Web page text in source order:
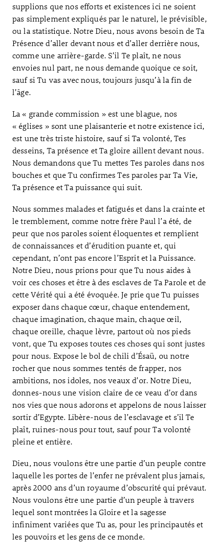
supplions que nos efforts et existences ici ne soient
pas simplement expliqués par le naturel, le prévisible,
ou la statistique. Notre Dieu, nous avons besoin de Ta
Présence d’aller devant nous et d’aller derrière nous,
comme une arrière-garde. S’il Te plaît, ne nous
envoies nul part, ne nous demande quoique ce soit,
sauf si Tu vas avec nous, toujours jusqu’à la fin de
l’âge.
La « grande commission » est une blague, nos
« églises » sont une plaisanterie et notre existence ici,
est une très triste histoire, sauf si Ta volonté, Tes
desseins, Ta présence et Ta gloire aillent devant nous.
Nous demandons que Tu mettes Tes paroles dans nos
bouches et que Tu confirmes Tes paroles par Ta Vie,
Ta présence et Ta puissance qui suit.
Nous sommes malades et fatigués et dans la crainte et
le tremblement, comme notre frère Paul l’a été, de
peur que nos paroles soient éloquentes et remplient
de connaissances et d’érudition puante et, qui
cependant, n’ont pas encore l’Esprit et la Puissance.
Notre Dieu, nous prions pour que Tu nous aides à
voir ces choses et être à des esclaves de Ta Parole et de
cette Vérité qui a été évoquée. Je prie que Tu puisses
exposer dans chaque cœur, chaque entendement,
chaque imagination, chaque main, chaque œil,
chaque oreille, chaque lèvre, partout où nos pieds
vont, que Tu exposes toutes ces choses qui sont justes
pour nous. Expose le bol de chili d’Ésaü, ou notre
rocher que nous sommes tentés de frapper, nos
ambitions, nos idoles, nos veaux d’or. Notre Dieu,
donnes-nous une vision claire de ce veau d’or dans
nos vies que nous adorons et appelons de nous laisser
sortir d’Egypte. Libère-nous de l’esclavage et s’il Te
plaît, ruines-nous pour tout, sauf pour Ta volonté
pleine et entière.
Dieu, nous voulons être une partie d’un peuple contre
laquelle les portes de l’enfer ne prévalent plus jamais,
après 2000 ans d’un royaume d’obscurité qui prévaut.
Nous voulons être une partie d’un peuple à travers
lequel sont montrées la Gloire et la sagesse
infiniment variées que Tu as, pour les principautés et
les pouvoirs et les gens de ce monde.